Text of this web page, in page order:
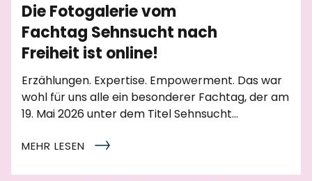
Die Fotogalerie vom
Fachtag Sehnsucht nach
Freiheit ist online!
Erzählungen. Expertise. Empowerment. Das war
wohl für uns alle ein besonderer Fachtag, der am
19. Mai 2026 unter dem Titel Sehnsucht…
MEHR LESEN